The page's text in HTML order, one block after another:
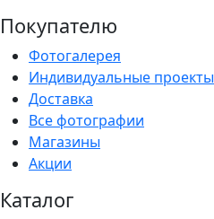
Покупателю
Фотогалерея
Индивидуальные проекты
Доставка
Все фотографии
Магазины
Акции
Каталог